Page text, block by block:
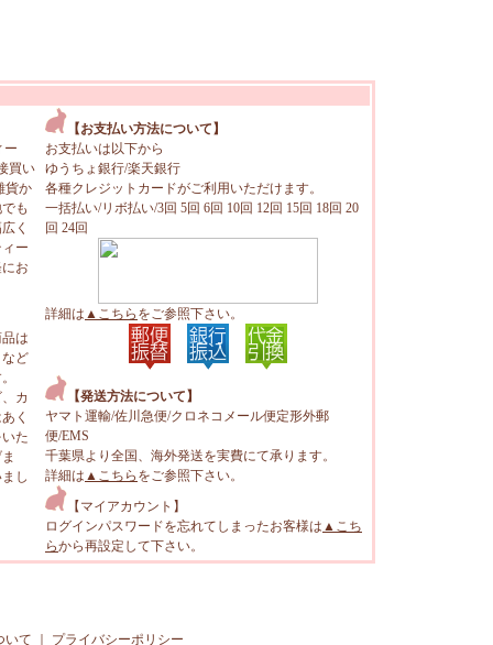
ー
買い
貨か
も
く
ー
お
は
ど
カ
く
た
し
【お支払い方法について】
お支払いは以下から
ゆうちょ銀行/楽天銀行
各種クレジットカードがご利用いただけます。
一括払い/リボ払い/3回 5回 6回 10回 12回 15回 18回 20
回 24回
詳細は ▲こちら をご参照下さい。
【発送方法について】
ヤマト運輸/佐川急便/クロネコメール便定形外郵
便/EMS
千葉県より全国、海外発送を実費にて承ります。
詳細は ▲こちら をご参照下さい。
【マイアカウント】
ログインパスワードを忘れてしまったお客様は ▲こち
らから再設定して下さい。
いて プライバシーポリシー